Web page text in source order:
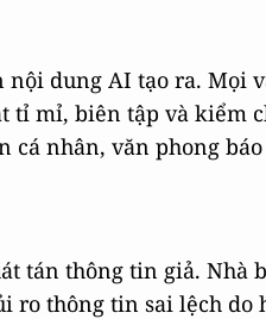
dung AI tạo ra. Mọi
tỉ mỉ, biên tập và kiểm
cá nhân, văn phong
tán thông tin giả. Nhà
ro thông tin sai lệch do